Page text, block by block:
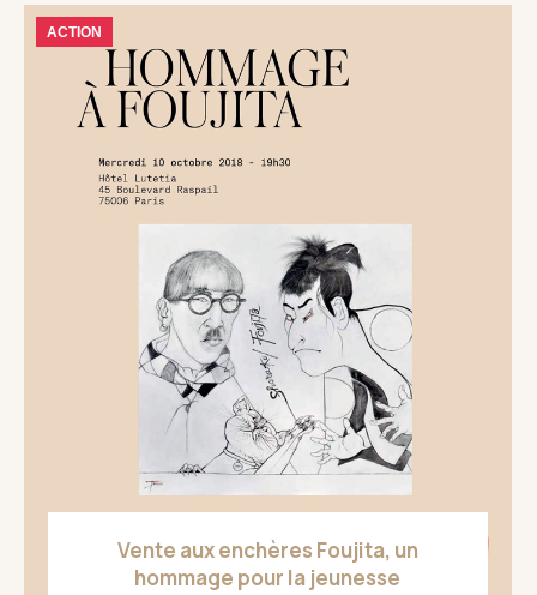
ACTION
Vente aux enchères Foujita, un
hommage pour la jeunesse